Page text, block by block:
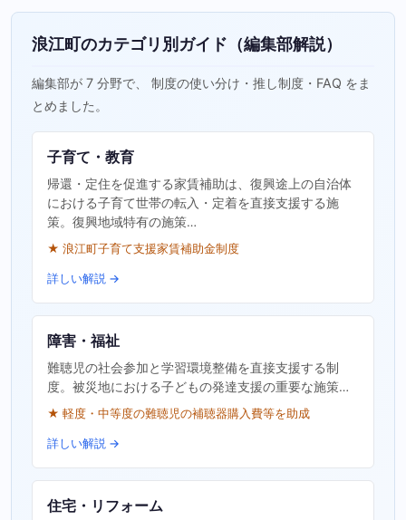
浪江町のカテゴリ別ガイド（編集部解説）
編集部が 7 分野で、 制度の使い分け・推し制度・FAQ をま
とめました。
子育て・教育
帰還・定住を促進する家賃補助は、復興途上の自治体
における子育て世帯の転入・定着を直接支援する施
策。復興地域特有の施策…
★ 浪江町子育て支援家賃補助金制度
詳しい解説 →
障害・福祉
難聴児の社会参加と学習環境整備を直接支援する制
度。被災地における子どもの発達支援の重要な施策…
★ 軽度・中等度の難聴児の補聴器購入費等を助成
詳しい解説 →
住宅・リフォーム